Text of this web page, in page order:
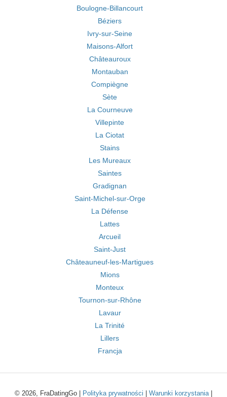
Boulogne-Billancourt
Béziers
Ivry-sur-Seine
Maisons-Alfort
Châteauroux
Montauban
Compiègne
Sète
La Courneuve
Villepinte
La Ciotat
Stains
Les Mureaux
Saintes
Gradignan
Saint-Michel-sur-Orge
La Défense
Lattes
Arcueil
Saint-Just
Châteauneuf-les-Martigues
Mions
Monteux
Tournon-sur-Rhône
Lavaur
La Trinité
Lillers
Francja
© 2026, FraDatingGo | Polityka prywatności Warunki korzystania|